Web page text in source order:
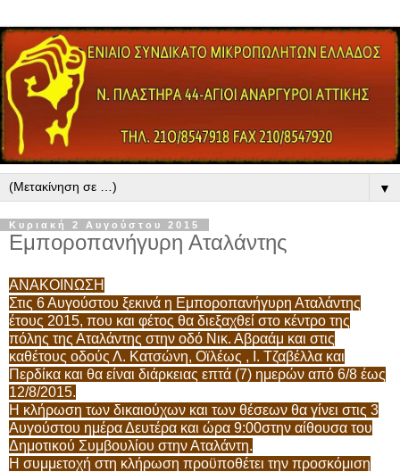
▼
Κυριακή 2 Αυγούστου 2015
Εμποροπανήγυρη Αταλάντης
ΑΝΑΚΟΙΝΩΣΗ
Στις 6 Αυγούστου ξεκινά η Εμποροπανήγυρη Αταλάντης
έτους 2015, που και φέτος θα διεξαχθεί στο κέντρο της
πόλης της Αταλάντης στην οδό Νικ. Αβραάμ και στις
καθέτους οδούς Λ. Κατσώνη, Οϊλέως , Ι. Τζαβέλλα και
Περδίκα και θα είναι διάρκειας επτά (7) ημερών από 6/8 έως
12/8/2015.
Η κλήρωση των δικαιούχων και των θέσεων θα γίνει στις 3
Αυγούστου ημέρα Δευτέρα και ώρα 9:00στην αίθουσα του
Δημοτικού Συμβουλίου στην Αταλάντη.
Η συμμετοχή στη κλήρωση προϋποθέτει την προσκόμιση